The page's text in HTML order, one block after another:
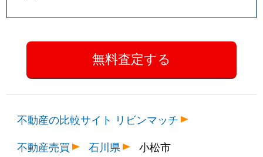
不動産の比較サイト リビンマッチ
不動産売買
石川県 小松市